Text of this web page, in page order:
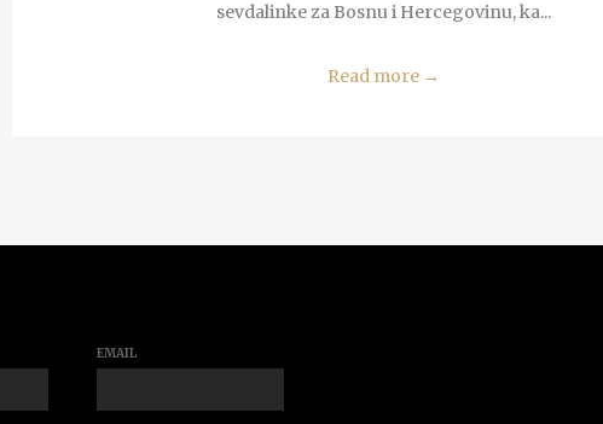
sevdalinke za Bosnu i Hercegovinu, ka...
Read more →
EMAIL